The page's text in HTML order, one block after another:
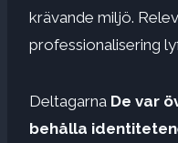
krävande miljö.
professionalisering
Deltagarna De var
behålla identiteten